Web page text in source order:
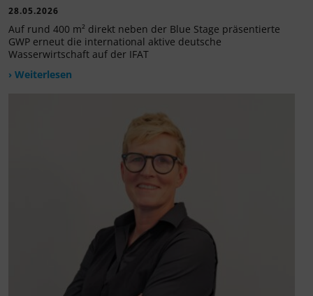
28.05.2026
Auf rund 400 m² direkt neben der Blue Stage präsentierte
GWP erneut die international aktive deutsche
Wasserwirtschaft auf der IFAT
› Weiterlesen